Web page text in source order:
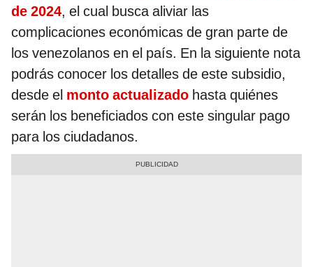
de 2024, el cual busca aliviar las
complicaciones económicas de gran parte de
los venezolanos en el país. En la siguiente nota
podrás conocer los detalles de este subsidio,
desde el monto actualizado hasta quiénes
serán los beneficiados con este singular pago
para los ciudadanos.